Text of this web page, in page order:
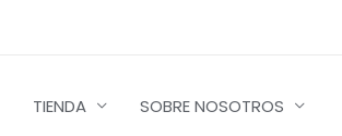
TIENDA SOBRE NOSOTROS